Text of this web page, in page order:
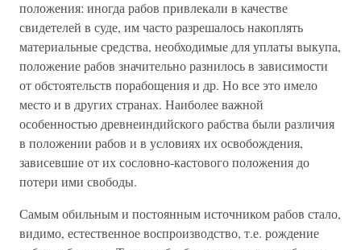
положения: иногда рабов привлекали в качестве
свидетелей в суде, им часто разрешалось накоплять
материальные средства, необходимые для уплаты выкупа,
положение рабов значительно разнилось в зависимости
от обстоятельств порабощения и др. Но все это имело
место и в других странах. Наиболее важной
особенностью древнеиндийского рабства были различия
в положении рабов и в условиях их освобождения,
зависевшие от их сословно-кастового положения до
потери ими свободы.
Самым обильным и постоянным источником рабов стало,
видимо, естественное воспроизводство, т.е. рождение